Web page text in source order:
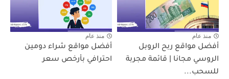
منذ عام
أفضل مواقع ربح الروبل
الروسي مجانا | قائمة مجربة
للسحب...
منذ عام
أفضل مواقع شراء دومين
احترافي بأرخص سعر